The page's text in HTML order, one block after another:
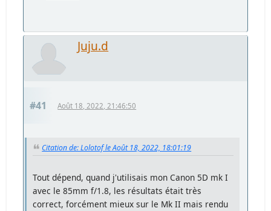
Juju.d
#41 Août 18, 2022, 21:46:50
Citation de: Lolotof le Août 18, 2022, 18:01:19
Tout dépend, quand j'utilisais mon Canon 5D mk I
avec le 85mm f/1.8, les résultats était très
correct, forcément mieux sur le Mk II mais rendu